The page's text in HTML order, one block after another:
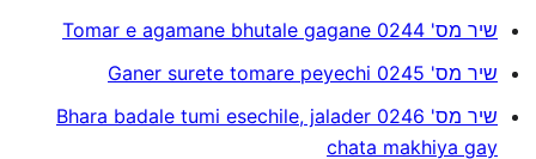
שיר מס' 0244 Tomar e agamane bhutale gagane
שיר מס' 0245 Ganer surete tomare peyechi
שיר מס' 0246 Bhara badale tumi esechile, jalader
chata makhiya gay